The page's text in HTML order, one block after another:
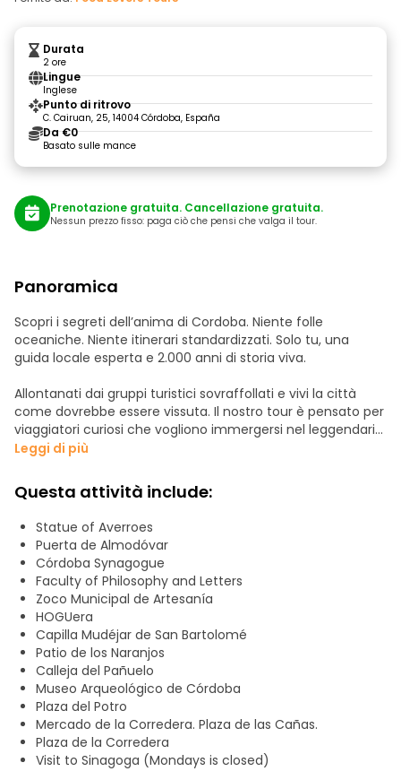
Durata
2 ore
Lingue
Inglese
Punto di ritrovo
C. Cairuan, 25, 14004 Córdoba, España
Da €0
Basato sulle mance
Prenotazione gratuita. Cancellazione gratuita.
Nessun prezzo fisso: paga ciò che pensi che valga il tour.
Panoramica
Scopri i segreti dell’anima di Cordoba. Niente folle
oceaniche. Niente itinerari standardizzati. Solo tu, una
guida locale esperta e 2.000 anni di storia viva.
Allontanati dai gruppi turistici sovraffollati e vivi la città
come dovrebbe essere vissuta. Il nostro tour è pensato per
viaggiatori curiosi che vogliono immergersi nel leggendario
passato di Cordoba godendo di un’atmosfera intima e
Guidati da un appassionato esperto locale, in possesso di
tutte le certificazioni necessarie, questo viaggio vi porterà
ben oltre le solite foto turistiche. Insieme, ci addentreremo
nel labirinto di vicoli imbiancati a calce, scopriremo
l’affascinante fusione delle culture cristiana, musulmana
ed ebraica e condivideremo le leggende avvincenti che
hanno plasmato la storia del mondo.
Limitiamo rigorosamente le dimensioni dei nostri gruppi
(non più di 10 persone). Ciò significa che potrete ascoltare
chiaramente la guida, porre domande, muovervi
agevolmente per le stradine strette e godervi
un’esperienza molto più personalizzata e autentica.
La vostra guida è un esperto locale profondamente
innamorato del patrimonio di Cordoba, pronto a
Leggi di più
Questa attività include:
Statue of Averroes
Puerta de Almodóvar
Córdoba Synagogue
Faculty of Philosophy and Letters
Zoco Municipal de Artesanía
HOGUera
Capilla Mudéjar de San Bartolomé
Patio de los Naranjos
Calleja del Pañuelo
Museo Arqueológico de Córdoba
Plaza del Potro
Mercado de la Corredera. Plaza de las Cañas.
Plaza de la Corredera
Visit to Sinagoga (Mondays is closed)